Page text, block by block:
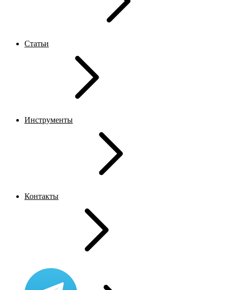
Статьи
Инструменты
Контакты